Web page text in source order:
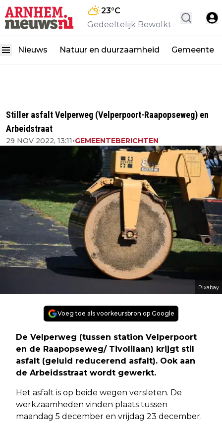
23°C
Gedeeltelijk Bewolkt
Nieuws Natuur en duurzaamheid Gemeente
Stiller asfalt Velperweg (Velperpoort-Raapopseweg) en
Arbeidstraat
29 NOV 2022, 13:11•GEMEENTEBERICHTEN
Pixabay
Voeg toe als voorkeursbron op Google
De Velperweg (tussen station Velperpoort
en de Raapopseweg/ Tivolilaan) krijgt stil
asfalt (geluid reducerend asfalt). Ook aan
de Arbeidsstraat wordt gewerkt.
Het asfalt is op beide wegen versleten. De
werkzaamheden vinden plaats tussen
maandag 5 december en vrijdag 23 december.